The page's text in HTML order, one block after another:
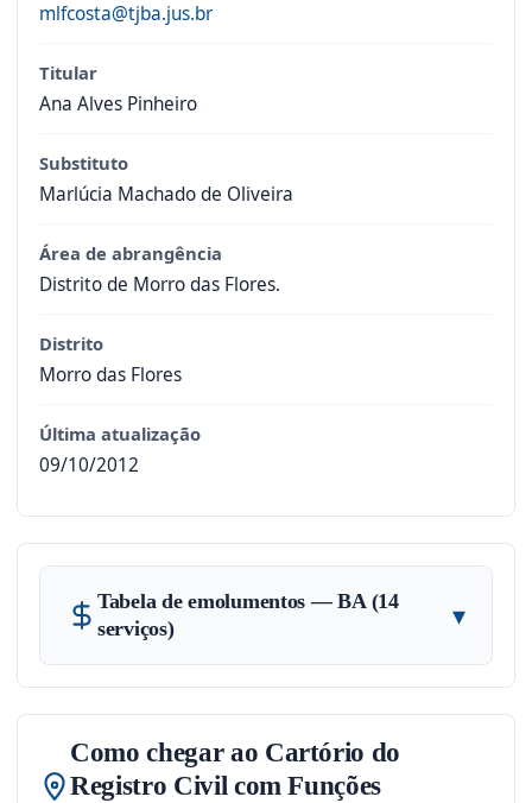
mlfcosta@tjba.jus.br
Titular
Ana Alves Pinheiro
Substituto
Marlúcia Machado de Oliveira
Área de abrangência
Distrito de Morro das Flores.
Distrito
Morro das Flores
Última atualização
09/10/2012
Tabela de emolumentos — BA (14
serviços)
▾
Como chegar ao Cartório do
Registro Civil com Funções